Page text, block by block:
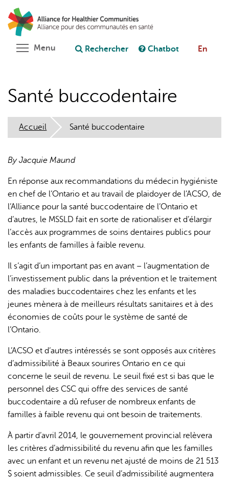
Aller
au
contenu
principal
Poser une question au chatbot
L'IA peut afficher des informations incorrectes, veuillez donc
vérifier toute réponse.
Menu Toggle menu visibility
Rechercher Chatbot En
Santé buccodentaire
Accueil Santé buccodentaire
By Jacquie Maund
En réponse aux recommandations du médecin hygiéniste
en chef de l’Ontario et au travail de plaidoyer de l’ACSO, de
l’Alliance pour la santé buccodentaire de l’Ontario et
d’autres, le MSSLD fait en sorte de rationaliser et d’élargir
l’accès aux programmes de soins dentaires publics pour
les enfants de familles à faible revenu.
Il s’agit d’un important pas en avant – l’augmentation de
l’investissement public dans la prévention et le traitement
des maladies buccodentaires chez les enfants et les
jeunes mènera à de meilleurs résultats sanitaires et à des
économies de coûts pour le système de santé de
l’Ontario.
L’ACSO et d’autres intéressés se sont opposés aux critères
d’admissibilité à Beaux sourires Ontario en ce qui
concerne le seuil de revenu. Le seuil fixé est si bas que le
personnel des CSC qui offre des services de santé
buccodentaire a dû refuser de nombreux enfants de
familles à faible revenu qui ont besoin de traitements.
À partir d’avril 2014, le gouvernement provincial relèvera
les critères d’admissibilité du revenu afin que les familles
avec un enfant et un revenu net ajusté de moins de 21 513
$ soient admissibles. Ce seuil d’admissibilité augmentera